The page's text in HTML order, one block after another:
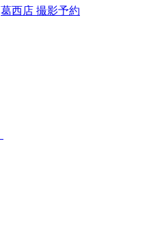
葛西店 撮影予約